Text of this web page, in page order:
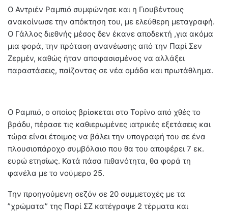
Ο Αντριέν Ραμπιό συμφώνησε και η Γιουβέντους
ανακοίνωσε την απόκτηση του, με ελεύθερη μεταγραφή.
Ο Γάλλος διεθνής μέσος δεν έκανε αποδεκτή ,για ακόμα
μια φορά, την πρόταση ανανέωσης από την Παρί Σεν
Ζερμέν, καθώς ήταν αποφασισμένος να αλλάξει
παραστάσεις, παίζοντας σε νέα ομάδα και πρωτάθλημα.
Ο Ραμπιό, ο οποίος βρίσκεται στο Τορίνο από χθές το
βράδυ, πέρασε τις καθιερωμένες ιατρικές εξετάσεις και
τώρα είναι έτοιμος να βάλει την υπογραφή του σε ένα
πλουσιοπάροχο συμβόλαιο που θα του αποφέρει 7 εκ.
ευρώ ετησίως. Κατά πάσα πιθανότητα, θα φορά τη
φανέλα με το νούμερο 25.
Την προηγούμενη σεζόν σε 20 συμμετοχές με τα
”χρώματα” της Παρί ΣΖ κατέγραψε 2 τέρματα και